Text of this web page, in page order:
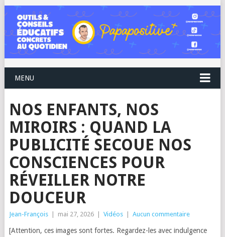
MENU
NOS ENFANTS, NOS
MIROIRS : QUAND LA
PUBLICITÉ SECOUE NOS
CONSCIENCES POUR
RÉVEILLER NOTRE
DOUCEUR
Jean-François mai 27, 2026 Vidéos Aucun commentaire
[Attention, ces images sont fortes. Regardez-les avec indulgence